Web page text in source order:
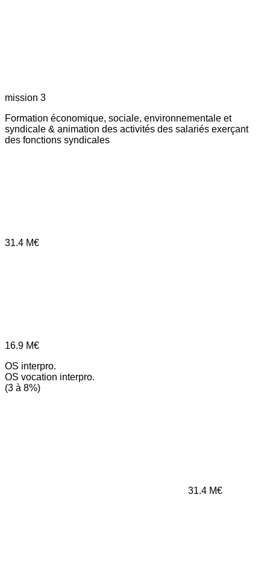
mission 3
Formation économique, sociale, environnementale et
syndicale & animation des activités des salariés exerçant
des fonctions syndicales
31.4 M€
16.9 M€
OS interpro.
OS vocation interpro.
(3 à 8%)
31.4 M€